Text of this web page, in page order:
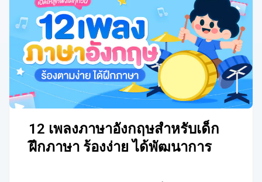
12 เพลงภาษาอังกฤษสำหรับเด็ก
ฝึกภาษา ร้องง่าย ได้พัฒนาการ